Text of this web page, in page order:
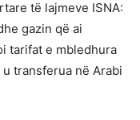
të lajmeve ISNA:
gazin që ai
tarifat e mbledhura
transferua në Arabi